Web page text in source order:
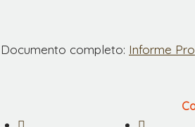
Documento completo: Informe